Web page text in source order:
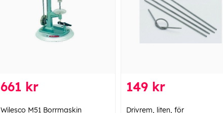
661 kr
Wilesco M51 Borrmaskin
149 kr
Drivrem, liten, för